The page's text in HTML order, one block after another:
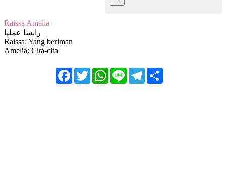
Raissa Amelia
رايسا عملیا
Raissa: Yang beriman
Amelia: Cita-cita
FacebookTwitterWhatsApp
Line Telegram